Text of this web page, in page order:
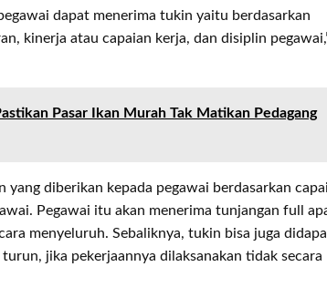
dapat menerima tukin yaitu berdasarkan
kinerja atau capaian kerja, dan disiplin
Pasar Ikan Murah Tak Matikan Pedagang
yang diberikan kepada pegawai berdasarkan
Pegawai itu akan menerima tunjangan full
menyeluruh. Sebaliknya, tukin bisa juga
jika pekerjaannya dilaksanakan tidak secara